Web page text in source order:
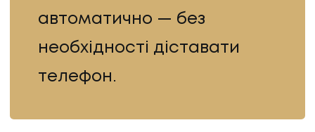
автоматично — без
необхідності діставати
телефон.